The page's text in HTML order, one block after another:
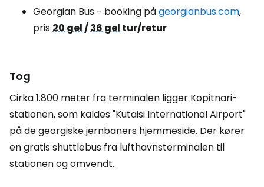
Georgian Bus - booking pågeorgianbus.com,
pris20 gel/36 geltur/retur
Tog
Cirka 1.800 meter fra terminalen ligger Kopitnari-
stationen, som kaldes "Kutaisi International Airport"
på de georgiske jernbaners hjemmeside. Der kører
en gratis shuttlebus fra lufthavnsterminalen til
stationen og omvendt.